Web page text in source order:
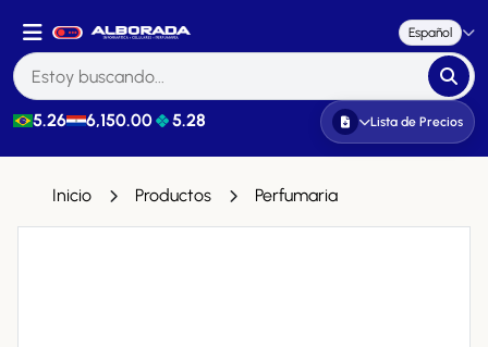
Español
5.26 6,150.00 5.28 Lista de Precios
Inicio Productos Perfumaria